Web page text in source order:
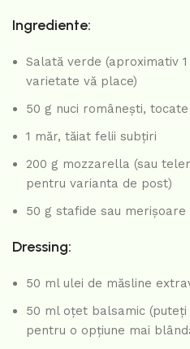
Ingrediente:
Salată verde (aproximativ
varietate vă place)
50 g nuci românești, tocate
1 măr, tăiat felii subțiri
200 g mozzarella (sau
pentru varianta de post)
50 g stafide sau merișoare
Dressing:
50 ml ulei de măsline
50 ml oțet balsamic
pentru o opțiune mai